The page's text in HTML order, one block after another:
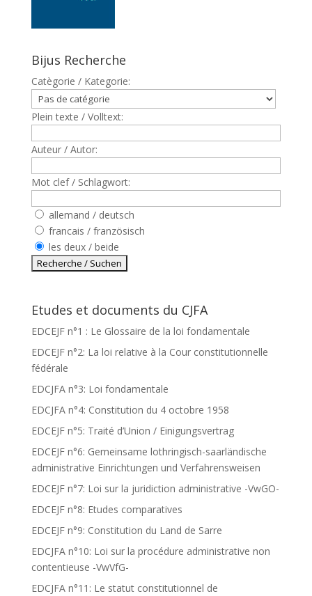
Bijus Recherche
Catègorie / Kategorie:
Plein texte / Volltext:
Auteur / Autor:
Mot clef / Schlagwort:
allemand / deutsch
francais / französisch
les deux / beide
Etudes et documents du CJFA
EDCEJF n°1 : Le Glossaire de la loi fondamentale
EDCEJF n°2: La loi relative à la Cour constitutionnelle
fédérale
EDCJFA n°3: Loi fondamentale
EDCJFA n°4: Constitution du 4 octobre 1958
EDCEJF n°5: Traité d’Union / Einigungsvertrag
EDCEJF n°6: Gemeinsame lothringisch-saarländische
administrative Einrichtungen und Verfahrensweisen
EDCEJF n°7: Loi sur la juridiction administrative -VwGO-
EDCEJF n°8: Etudes comparatives
EDCEJF n°9: Constitution du Land de Sarre
EDCJFA n°10: Loi sur la procédure administrative non
contentieuse -VwVfG-
EDCJFA n°11: Le statut constitutionnel de